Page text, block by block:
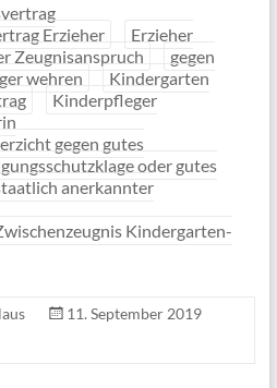
Erzieher
Erzieher
Zeugnisanspruch
gegen
wehren
Kindergarten
Kinderpfleger
gegen gutes
oder gutes
anerkannter
Kindergarten-
11. September 2019